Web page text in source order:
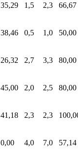
35,29 1,5 2,3 66,67
38,46 0,5 1,0 50,00
26,32 2,7 3,3 80,00
45,00 2,0 2,5 80,00
41,18 2,3 2,3
0,00 4,0 7,0 57,14